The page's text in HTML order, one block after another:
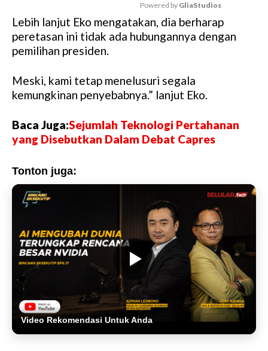
M
u
Powered by GliaStudios
Lebih lanjut Eko mengatakan, dia berharap
peretasan ini tidak ada hubungannya dengan
pemilihan presiden.
Meski, kami tetap menelusuri segala
kemungkinan penyebabnya.” lanjut Eko.
Baca Juga:Sejumlah Teknologi Pertahanan
yang Disebutkan Dalam Debat Capres
Tonton juga:
Video Rekomendasi Untuk Anda